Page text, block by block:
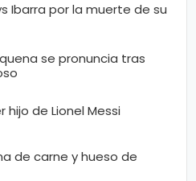
Ibarra por la muerte de su
se pronuncia tras
hijo de Lionel Messi
de carne y hueso de